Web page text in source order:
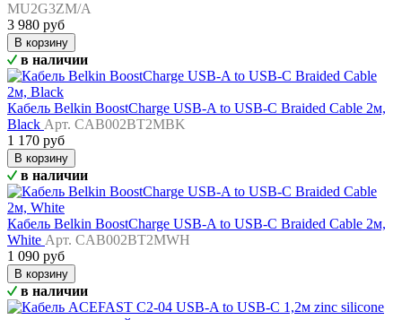
MU2G3ZM/A
3 980 руб
В корзину
в наличии
Кабель Belkin BoostCharge USB-A to USB-C Braided Cable 2м,
Black Арт. CAB002BT2MBK
1 170 руб
В корзину
в наличии
Кабель Belkin BoostCharge USB-A to USB-C Braided Cable 2м,
White Арт. CAB002BT2MWH
1 090 руб
В корзину
в наличии